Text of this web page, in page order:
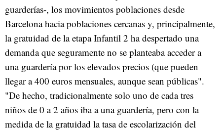
guarderías-, los movimientos poblaciones desde
Barcelona hacia poblaciones cercanas y, principalmente,
la gratuidad de la etapa Infantil 2 ha despertado una
demanda que seguramente no se planteaba acceder a
una guardería por los elevados precios (que pueden
llegar a 400 euros mensuales, aunque sean públicas".
"De hecho, tradicionalmente solo uno de cada tres
niños de 0 a 2 años iba a una guardería, pero con la
medida de la gratuidad la tasa de escolarización del